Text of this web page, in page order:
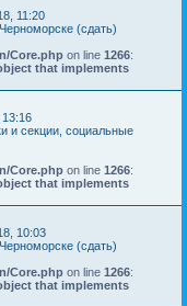
11:20
(сдать)
Core.php on line 1266:
that implements
и секции, социальные
Core.php on line 1266:
that implements
10:03
(сдать)
Core.php on line 1266:
that implements